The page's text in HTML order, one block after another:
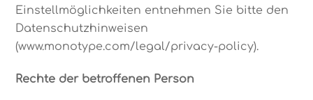
Einstellmöglichkeiten entnehmen Sie bitte den
Datenschutzhinweisen
(www.monotype.com/legal/privacy-policy).
Rechte der betroffenen Person